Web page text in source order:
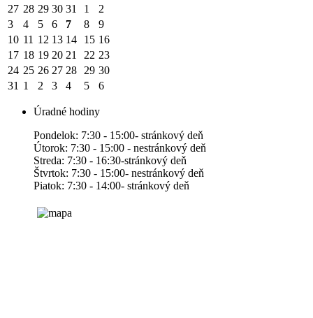
27 28 29 30 31 1
2
3
4 5 6 7 8
9
10 11 12 13 14 15 16
17 18 19 20 21 22 23
24 25 26 27 28 29 30
31 1 2 3 4 5 6
Úradné hodiny
Pondelok: 7:30 - 15:00- stránkový deň
Útorok: 7:30 - 15:00 - nestránkový deň
Streda: 7:30 - 16:30-stránkový deň
Štvrtok: 7:30 - 15:00- nestránkový deň
Piatok: 7:30 - 14:00- stránkový deň